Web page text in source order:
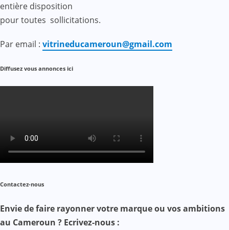
entière disposition
pour toutes sollicitations.
Par email : vitrineducameroun@gmail.com
Diffusez vous annonces ici
Contactez-nous
Envie de faire rayonner votre marque ou vos ambitions
au Cameroun ? Ecrivez-nous :